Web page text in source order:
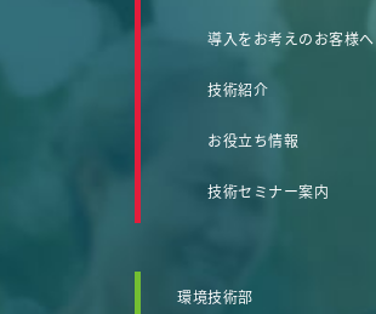
導入をお考えのお客様へ
技術紹介
お役立ち情報
技術セミナー案内
環境技術部